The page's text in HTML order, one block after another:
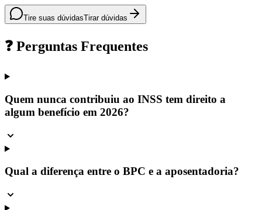
Tire suas dúvidasTirar dúvidas
❓ Perguntas Frequentes
Quem nunca contribuiu ao INSS tem direito a
algum benefício em 2026?
Qual a diferença entre o BPC e a aposentadoria?